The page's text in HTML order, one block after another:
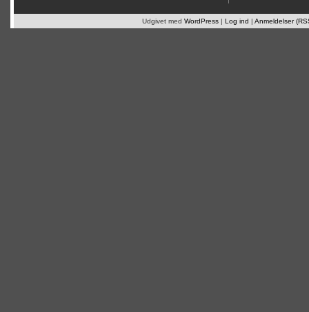
Udgivet med WordPress | Log ind | Anmeldelser